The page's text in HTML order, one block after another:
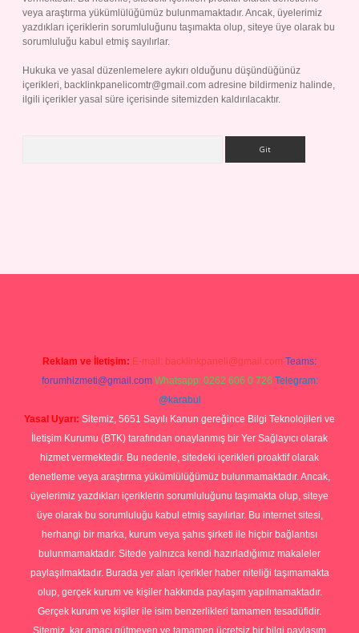
veya araştırma yükümlülüğümüz bulunmamaktadır. Ancak, üyelerimiz
yazdıkları içeriklerin sorumluluğunu taşımakta olup, siteye üye olarak bu
sorumluluğu kabul etmiş sayılırlar.
Hukuka ve yasal düzenlemelere aykırı olduğunu düşündüğünüz
içerikleri, backlinkpanelicomtr@gmail.com adresine bildirmeniz halinde,
ilgili içerikler yasal süre içerisinde sitemizden kaldırılacaktır.
Reklam ve İletişim: E-mail: backlinkpaneli@gmail.com Teams:
forumhizmeti@gmail.com Whatsapp: 0262 606 0 726 Telegram:
@karabul
Yasal Uyarı: Sitemiz, 5651 Sayılı Kanun gereğince Bilgi Teknolojileri ve
İletişim Kurumu (BTK) tarafından onaylanmış bir Yer Sağlayıcı olarak
hizmet vermektedir. Bu nedenle, sitedeki içerikleri proaktif olarak
denetleme veya araştırma yükümlülüğümüz bulunmamaktadır. Ancak,
üyelerimiz yazdıkları içeriklerin sorumluluğunu taşımakta olup, siteye
üye olarak bu sorumluluğu kabul etmiş sayılırlar. Bu internet sitesi,
herhangi bir marka, kurum veya şahıs şirketi ile hiçbir bağlantısı
bulunmamaktadır. Sitede yalnızca kendi hazırladığımız makaleler
paylaşılmaktadır. Burada yer alan içerikler haber niteliği taşımamakta
olup, gerçek kurum ve kişiler hakkında paylaşım yapılmamaktadır.
Gerçek kurum ve kişiler ile isim benzerlikleri tamamen tesadüfidir.
Sitemiz, kar amacı gütmeyen ve tamamen ücretsiz bir bilgi paylaşım